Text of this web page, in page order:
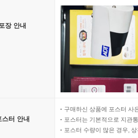
장 안내
스터 안내
구매하신 상품에 포스터 사
포스터는 기본적으로 지관
포스터 수량이 많은 경우,